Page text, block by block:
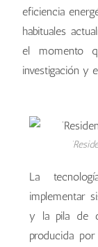
eficiencia
habituales
el momento
investigación y
La
implementar
y la pila de
producida